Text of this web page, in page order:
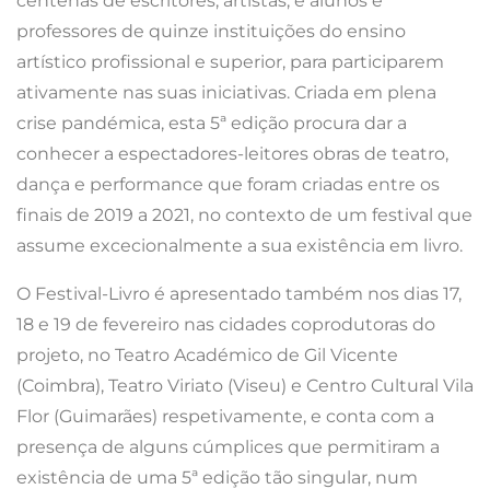
professores de quinze instituições do ensino
artístico profissional e superior, para participarem
ativamente nas suas iniciativas. Criada em plena
crise pandémica, esta 5ª edição procura dar a
conhecer a espectadores-leitores obras de teatro,
dança e performance que foram criadas entre os
finais de 2019 a 2021, no contexto de um festival que
assume excecionalmente a sua existência em livro.
O Festival-Livro é apresentado também nos dias 17,
18 e 19 de fevereiro nas cidades coprodutoras do
projeto, no Teatro Académico de Gil Vicente
(Coimbra), Teatro Viriato (Viseu) e Centro Cultural Vila
Flor (Guimarães) respetivamente, e conta com a
presença de alguns cúmplices que permitiram a
existência de uma 5ª edição tão singular, num